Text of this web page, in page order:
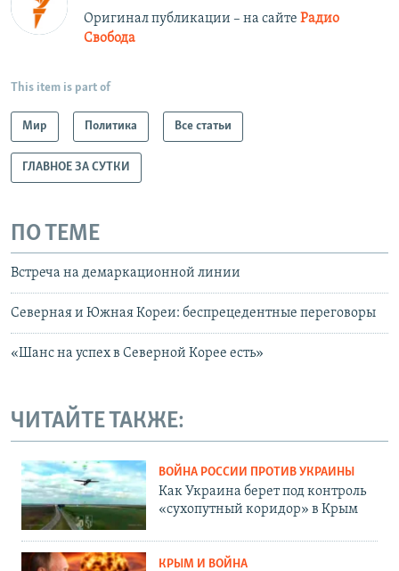
Оригинал публикации – на сайте Радио
Свобода
This item is part of
Мир Политика Все статьи
ГЛАВНОЕ ЗА СУТКИ
ПО ТЕМЕ
Встреча на демаркационной линии
Северная и Южная Кореи: беспрецедентные переговоры
«Шанс на успех в Северной Корее есть»
ЧИТАЙТЕ ТАКЖЕ:
ВОЙНА РОССИИ ПРОТИВ УКРАИНЫ
Как Украина берет под контроль
«сухопутный коридор» в Крым
КРЫМ И ВОЙНА